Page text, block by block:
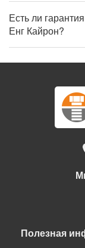
Есть ли
Енг Кайрон?
Полезная